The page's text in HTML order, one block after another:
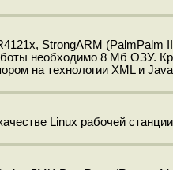
StrongARM (PalmPalm
необходимо 8 Мб ОЗУ.
на технологии XML и
Linux рабочей